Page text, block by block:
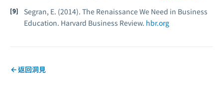
Segran, E. (2014). The Renaissance We Need in Business
Education. Harvard Business Review. hbr.org
返回洞見